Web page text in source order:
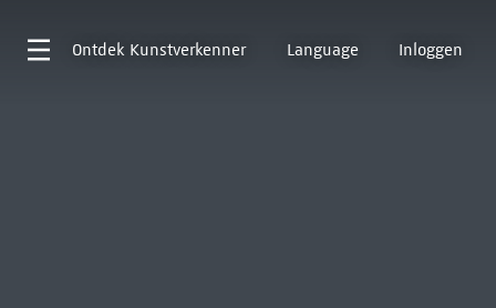
Ontdek Kunstverkenner Language Inloggen